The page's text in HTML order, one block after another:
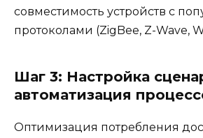
совместимость устройств с
протоколами (ZigBee, Z-Wave,
Шаг 3: Настройка
автоматизация
Оптимизация потребления